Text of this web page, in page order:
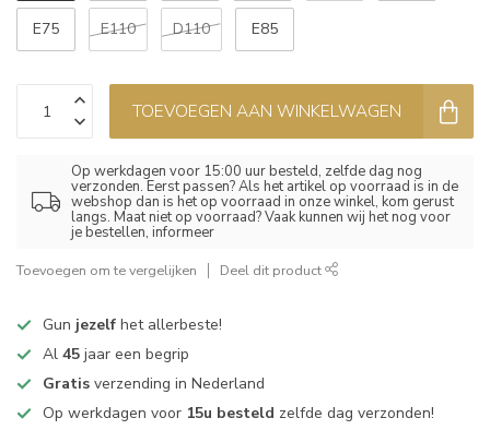
E75 E110 D110 E85
TOEVOEGEN AAN WINKELWAGEN
Op werkdagen voor 15:00 uur besteld, zelfde dag nog
verzonden. Eerst passen? Als het artikel op voorraad is in de
webshop dan is het op voorraad in onze winkel, kom gerust
langs. Maat niet op voorraad? Vaak kunnen wij het nog voor
je bestellen, informeer
Toevoegen om te vergelijken Deel dit product
Gun jezelf het allerbeste!
Al 45 jaar een begrip
Gratis verzending in Nederland
Op werkdagen voor 15u besteld zelfde dag verzonden!